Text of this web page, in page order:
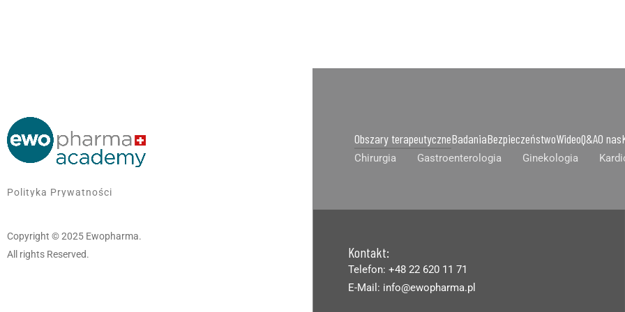
Polityka Prywatności
Copyright © 2025 Ewopharma.
All rights Reserved.
Obszary terapeutyczneBadaniaBezpieczeństwoWideoQ&AO nas
Chirurgia Gastroenterologia Ginekologia
Kontakt:
Telefon: +48 22 620 11 71
E-Mail: info@ewopharma.pl